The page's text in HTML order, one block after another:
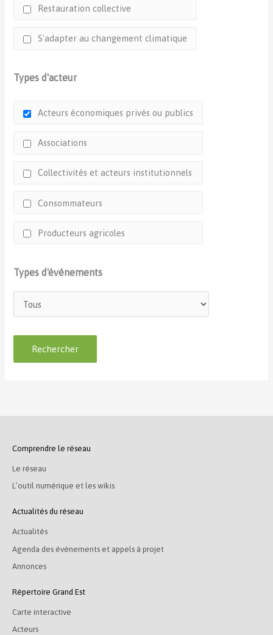
Restauration collective
S'adapter au changement climatique
Types d'acteur
Acteurs économiques privés ou publics
Associations
Collectivités et acteurs institutionnels
Consommateurs
Producteurs agricoles
Types d'événements
Comprendre le réseau
Le réseau
L’outil numérique et les wikis
Actualités du réseau
Actualités
Agenda des événements et appels à projet
Annonces
Répertoire Grand Est
Carte interactive
Acteurs